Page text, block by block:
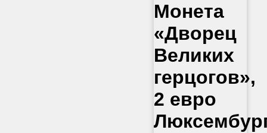
Монета
«Дворец
Великих
герцогов»,
2 евро